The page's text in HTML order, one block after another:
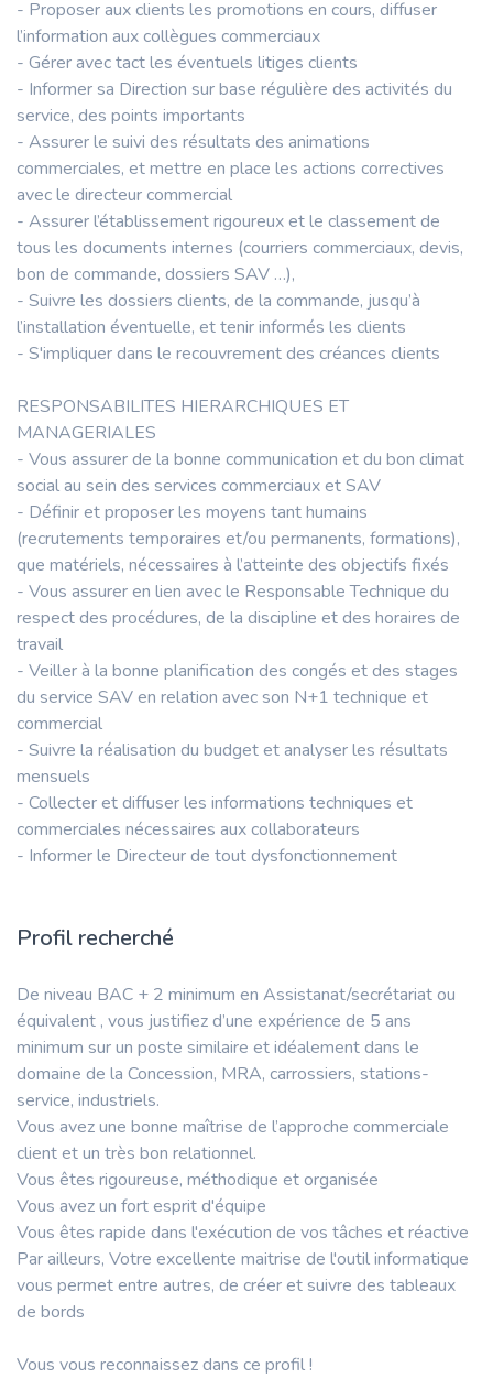
- Proposer aux clients les promotions en cours, diffuser
l’information aux collègues commerciaux
- Gérer avec tact les éventuels litiges clients
- Informer sa Direction sur base régulière des activités du
service, des points importants
- Assurer le suivi des résultats des animations
commerciales, et mettre en place les actions correctives
avec le directeur commercial
- Assurer l’établissement rigoureux et le classement de
tous les documents internes (courriers commerciaux, devis,
bon de commande, dossiers SAV …),
- Suivre les dossiers clients, de la commande, jusqu’à
l’installation éventuelle, et tenir informés les clients
- S'impliquer dans le recouvrement des créances clients
RESPONSABILITES HIERARCHIQUES ET
MANAGERIALES
- Vous assurer de la bonne communication et du bon climat
social au sein des services commerciaux et SAV
- Définir et proposer les moyens tant humains
(recrutements temporaires et/ou permanents, formations),
que matériels, nécessaires à l’atteinte des objectifs fixés
- Vous assurer en lien avec le Responsable Technique du
respect des procédures, de la discipline et des horaires de
travail
- Veiller à la bonne planification des congés et des stages
du service SAV en relation avec son N+1 technique et
commercial
- Suivre la réalisation du budget et analyser les résultats
mensuels
- Collecter et diffuser les informations techniques et
commerciales nécessaires aux collaborateurs
- Informer le Directeur de tout dysfonctionnement
Profil recherché
De niveau BAC + 2 minimum en Assistanat/secrétariat ou
équivalent , vous justifiez d’une expérience de 5 ans
minimum sur un poste similaire et idéalement dans le
domaine de la Concession, MRA, carrossiers, stations-
service, industriels.
Vous avez une bonne maîtrise de l’approche commerciale
client et un très bon relationnel.
Vous êtes rigoureuse, méthodique et organisée
Vous avez un fort esprit d'équipe
Vous êtes rapide dans l'exécution de vos tâches et réactive
Par ailleurs, Votre excellente maitrise de l'outil informatique
vous permet entre autres, de créer et suivre des tableaux
de bords
Vous vous reconnaissez dans ce profil !